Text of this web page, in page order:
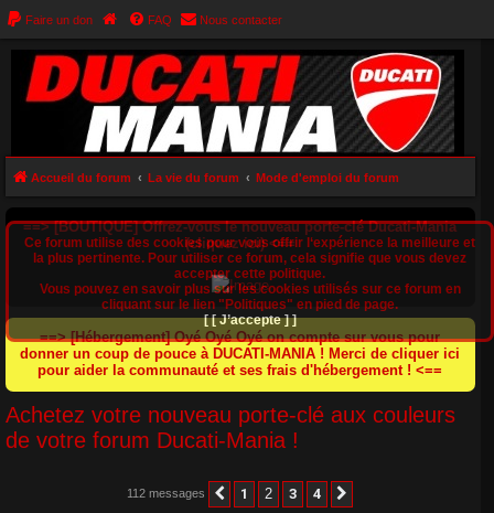
Faire un don FAQ Nous contacter
Accueil du forum La vie du forum Mode d'emploi du forum
==> [BOUTIQUE] Offrez-vous le nouveau porte-clé Ducati-Mania
(cliquez ici) <==
==> [Hébergement] Oyé Oyé Oyé on compte sur vous pour
donner un coup de pouce à DUCATI-MANIA ! Merci de cliquer ici
pour aider la communauté et ses frais d'hébergement ! <==
Achetez votre nouveau porte-clé aux couleurs
de votre forum Ducati-Mania !
112 messages Précédent
1 2 3 4
Ce forum utilise des cookies pour vous offrir l‘expérience la meilleure et
la plus pertinente. Pour utiliser ce forum, cela signifie que vous devez
accepter cette politique.
Vous pouvez en savoir plus sur les cookies utilisés sur ce forum en
cliquant sur le lien "Politiques" en pied de page.
[ [ J’accepte ] ]